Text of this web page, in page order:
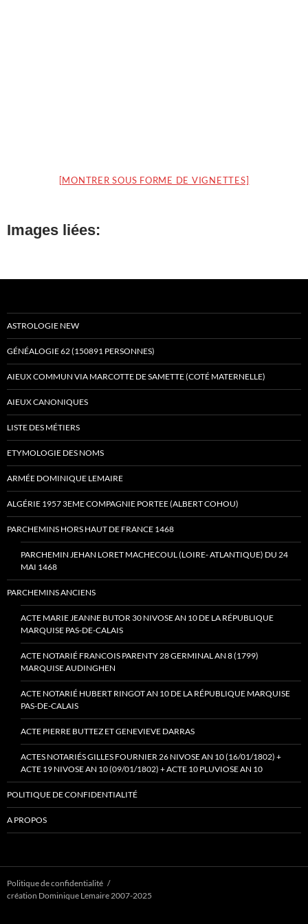
[MONTRER SOUS FORME DE VIGNETTES]
Images liées:
ASTROLOGIE NEW
GÉNÉALOGIE 62 (150891 PERSONNES)
AIEUX COMMUN VIA MARCOTTE DE SAMETTE (COTÉ MATERNELLE)
AIEUX CANONIQUES
LISTE DES MÉTIERS
ETYMOLOGIE DES NOMS
ARMÉE DOMINIQUE LEMAIRE
ALGÉRIE 1957 3EME COMPAGNIE PORTEE (ALBERT COHOU)
PARCHEMINS HORS HAUT DE FRANCE 1468
PARCHEMIN JEHAN LORET MACHECOUL (LOIRE- ATLANTIQUE) DU 24
MAI 1468
PARCHEMINS ANCIENS
ACTE MARIE JEANNE BUTOR 30 NIVOSE AN 10 DE LA RÉPUBLIQUE
MARQUISE PAS-DE-CALAIS
ACTE NOTARIÉ FRANCOIS PARENTY 28 GERMINAL AN 8 (1799)
MARQUISE AUDINGHEN
ACTE NOTARIÉ HUBERT RINGOT AN 10 DE LA RÉPUBLIQUE MARQUISE
PAS-DE-CALAIS
ACTE PIERRE BUTTEZ ET GENEVIEVE DARRAS
ACTES NOTARIÉS GILLES FOURNIER 26 NIVOSE AN 10 (16/01/1802) +
ACTE 19 NIVOSE AN 10 (09/01/1802) + ACTE 10 PLUVIOSE AN 10
POLITIQUE DE CONFIDENTIALITÉ
A PROPOS
Politique de confidentialité
création Dominique Lemaire 2007-2025